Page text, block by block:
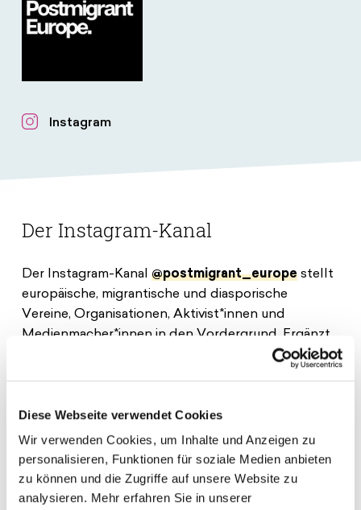
Diese Webseite verwendet Cookies
Wir verwenden Cookies, um Inhalte und Anzeigen zu
personalisieren, Funktionen für soziale Medien anbieten
zu können und die Zugriffe auf unsere Website zu
analysieren. Mehr erfahren Sie in unserer
Instagram
Der Instagram-Kanal
Der Instagram-Kanal @postmigrant_europestellt
europäische, migrantische und diasporische
Vereine, Organisationen, Aktivist*innen und
Medienmacher*innen in den Vordergrund. Ergänzt
in Europa und der darin fortlebenden
Ungleichwertigkeitsideologien wird in
verschiedenen Formaten wie z. B. Digital Lectures,